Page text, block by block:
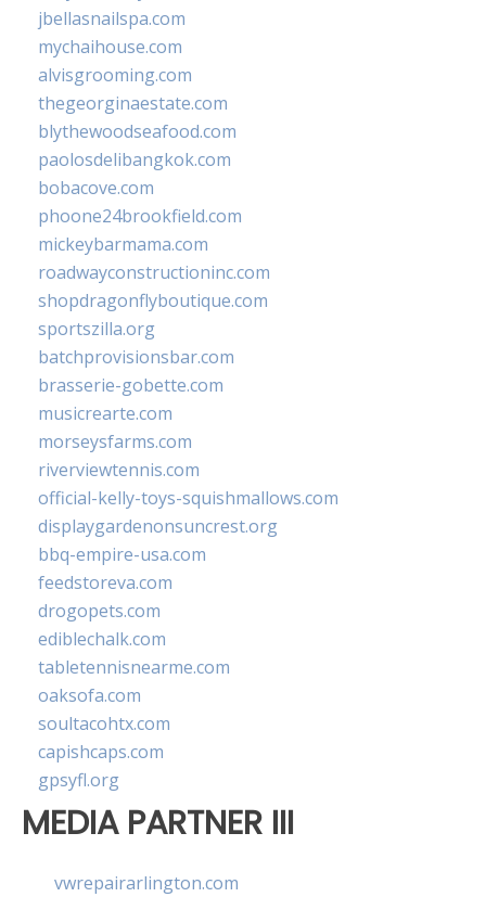
jbellasnailspa.com
mychaihouse.com
alvisgrooming.com
thegeorginaestate.com
blythewoodseafood.com
paolosdelibangkok.com
bobacove.com
phoone24brookfield.com
mickeybarmama.com
roadwayconstructioninc.com
shopdragonflyboutique.com
sportszilla.org
batchprovisionsbar.com
brasserie-gobette.com
musicrearte.com
morseysfarms.com
riverviewtennis.com
official-kelly-toys-squishmallows.com
displaygardenonsuncrest.org
bbq-empire-usa.com
feedstoreva.com
drogopets.com
ediblechalk.com
tabletennisnearme.com
oaksofa.com
soultacohtx.com
capishcaps.com
gpsyfl.org
MEDIA PARTNER III
vwrepairarlington.com